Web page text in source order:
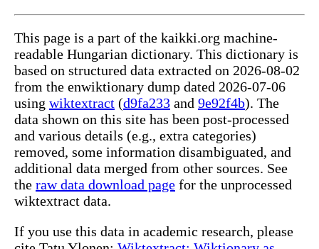
This page is a part of the kaikki.org machine-
readable Hungarian dictionary. This dictionary is
based on structured data extracted on 2026-08-02
from the enwiktionary dump dated 2026-07-06
using wiktextract (d9fa233 and 9e92f4b). The
data shown on this site has been post-processed
and various details (e.g., extra categories)
removed, some information disambiguated, and
additional data merged from other sources. See
the raw data download page for the unprocessed
wiktextract data.
If you use this data in academic research, please